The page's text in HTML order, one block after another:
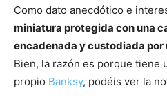
Como dato anecdótico e
miniatura protegida con una
encadenada y custodiada
Bien, la razón es porque tiene
propio Banksy, podéis ver la